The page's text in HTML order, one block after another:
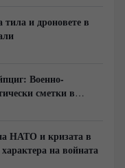
и дроновете в
Военно-
сметки в
НАТО и кризата в
на войната